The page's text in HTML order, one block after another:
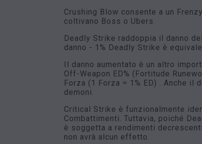
Crushing Blow consente a un
coltivano Boss o Ubers.
Deadly Strike raddoppia il danno
danno - 1% Deadly Strike è
Il danno aumentato è un altro
Off-Weapon ED% (Fortitude
Forza (1 Forza = 1% ED) . Anche
demoni.
Critical Strike è funzionalmente
Combattimenti. Tuttavia, poiché
è soggetta a rendimenti
non avrà alcun effetto.